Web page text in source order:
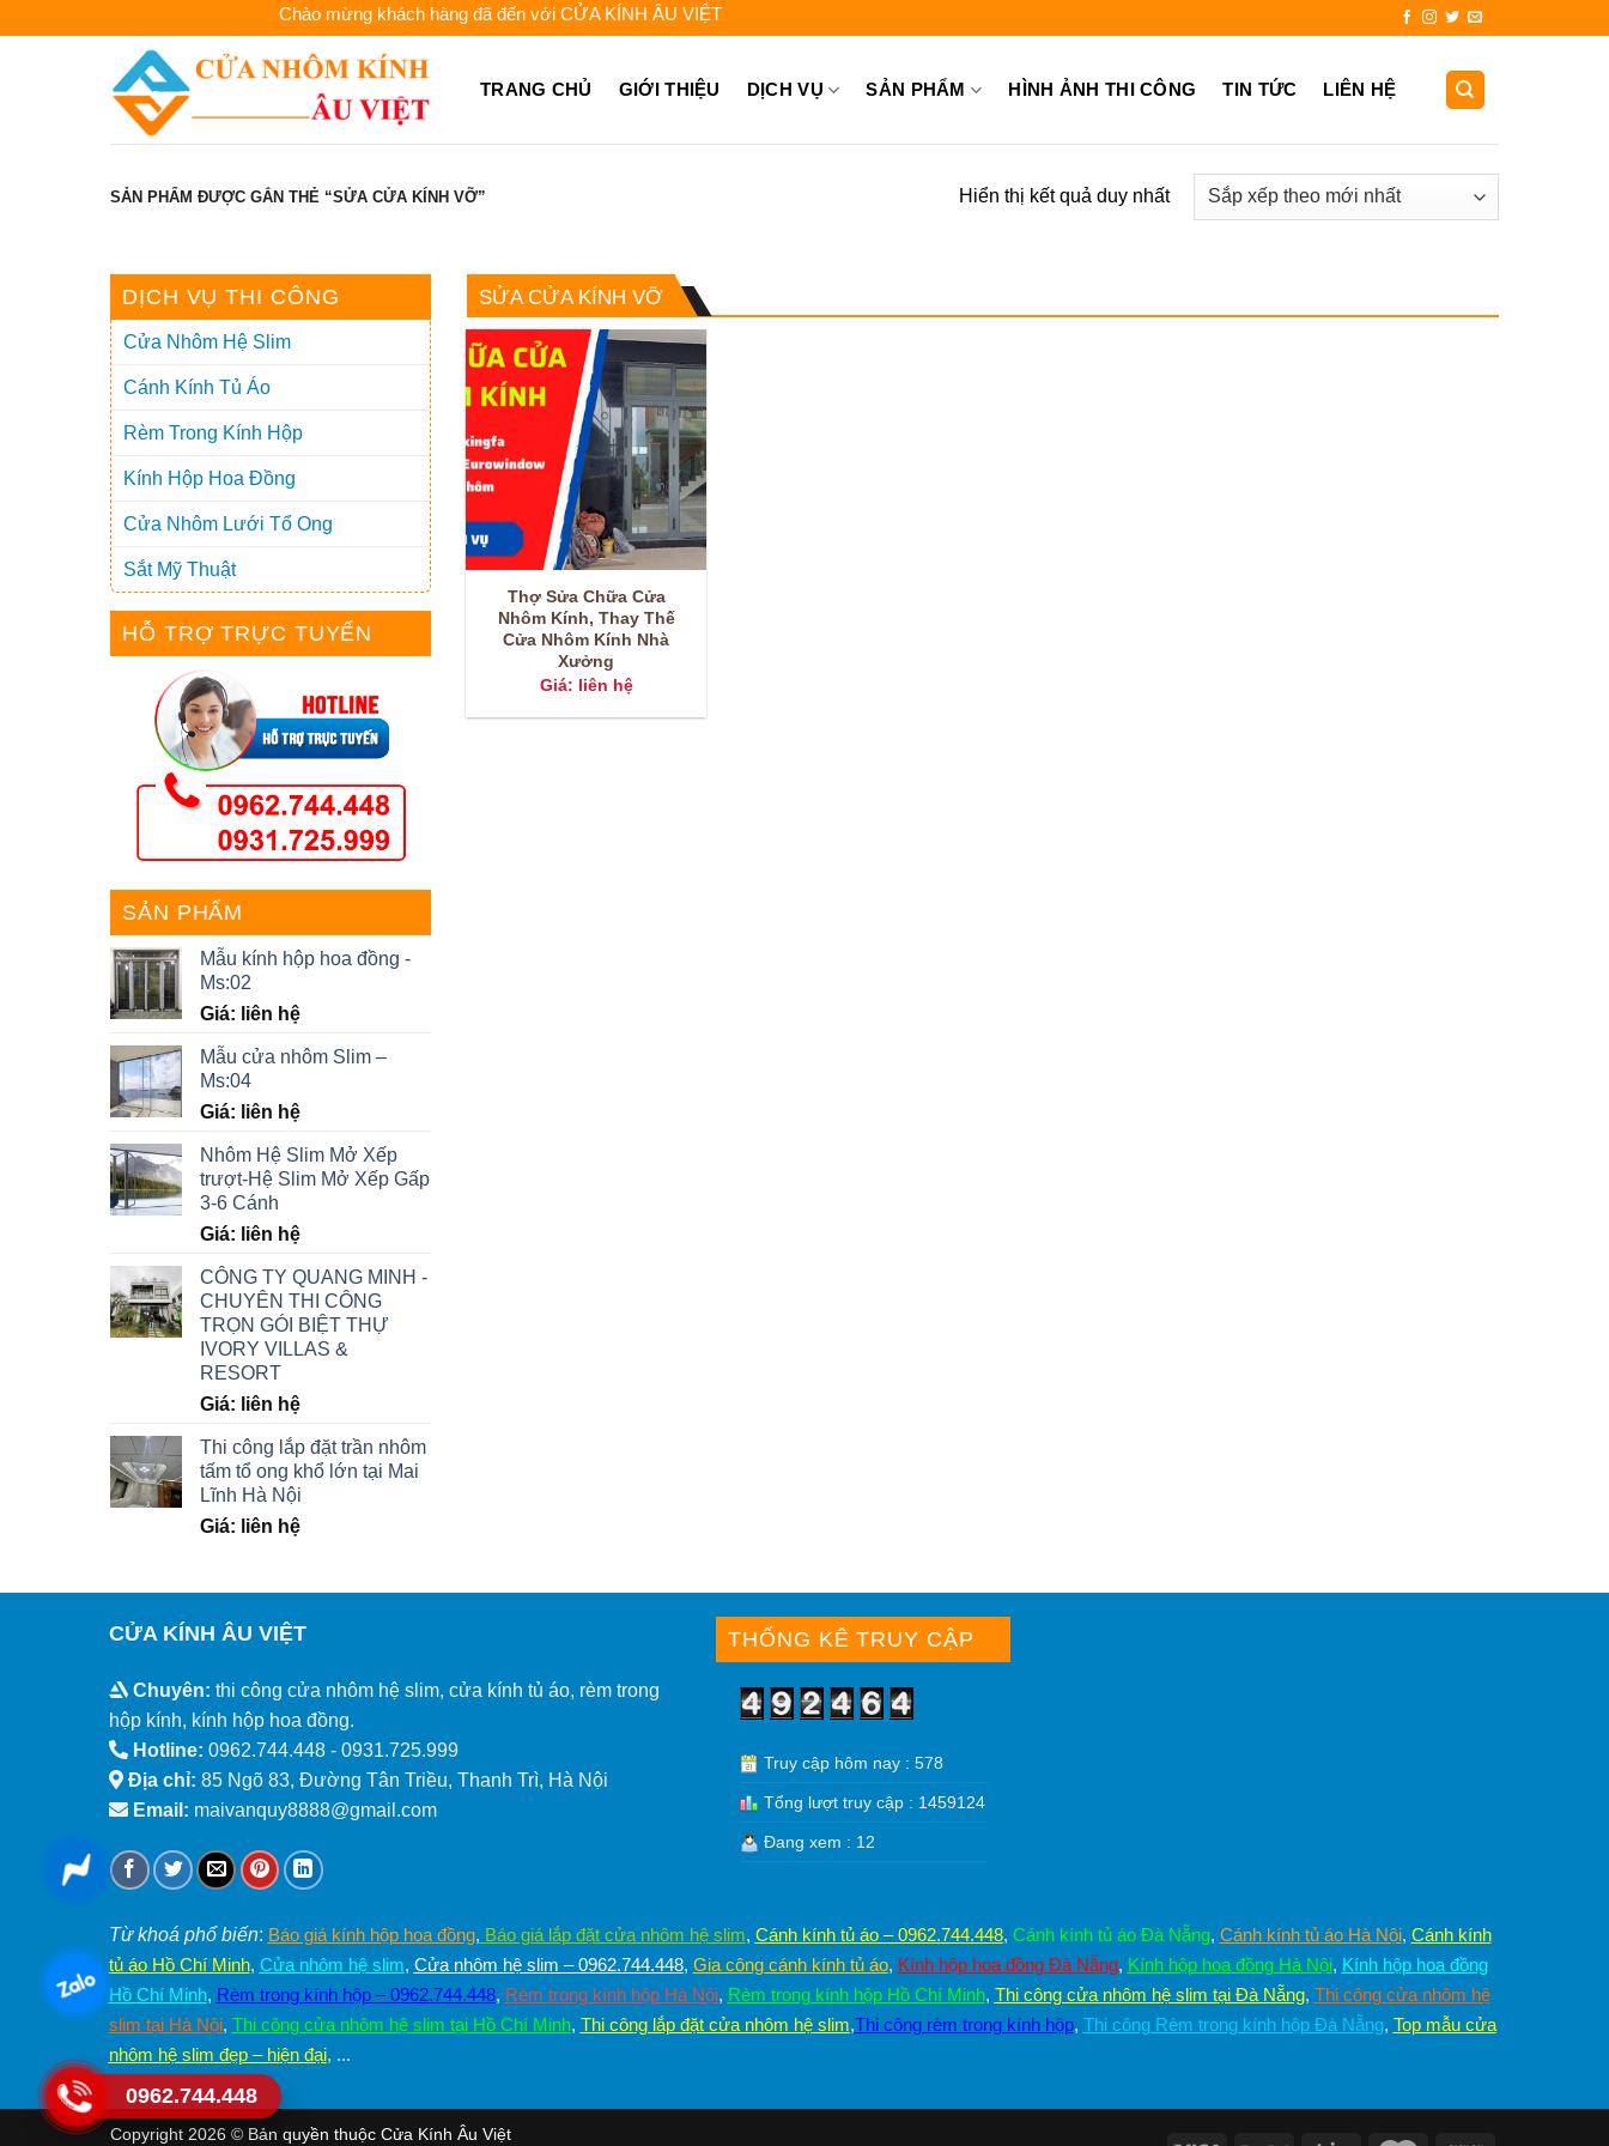
Chào mừng khách hàng đã đến với CỬA KÍNH ÂU VIỆT - Liên hệ để được tư vấn: 0962.744.448 - 0931.725.999
TRANG CHỦ GIỚI THIỆU DỊCH VỤ SẢN PHẨM HÌNH ẢNH THI CÔNG TIN TỨC LIÊN HỆ
SẢN PHẨM ĐƯỢC GẮN THẺ “SỬA CỬA KÍNH VỠ” Hiển thị kết quả duy nhất
DỊCH VỤ THI CÔNG
Cửa Nhôm Hệ Slim
Cánh Kính Tủ Áo
Rèm Trong Kính Hộp
Kính Hộp Hoa Đồng
Cửa Nhôm Lưới Tổ Ong
Sắt Mỹ Thuật
HỖ TRỢ TRỰC TUYẾN
SẢN PHẨM
Mẫu kính hộp hoa đồng -
Ms:02
Giá: liên hệ
Mẫu cửa nhôm Slim –
Ms:04
Giá: liên hệ
Nhôm Hệ Slim Mở Xếp
trượt-Hệ Slim Mở Xếp Gấp
3-6 Cánh
Giá: liên hệ
CÔNG TY QUANG MINH -
CHUYÊN THI CÔNG
TRỌN GÓI BIỆT THỰ
IVORY VILLAS &
RESORT
Giá: liên hệ
Thi công lắp đặt trần nhôm
tấm tổ ong khổ lớn tại Mai
Lĩnh Hà Nội
Giá: liên hệ
SỬA CỬA KÍNH VỠ
Thợ Sửa Chữa Cửa
Nhôm Kính, Thay Thế
Cửa Nhôm Kính Nhà
Xưởng
Giá: liên hệ
CỬA KÍNH ÂU VIỆT
Chuyên: thi công cửa nhôm hệ slim, cửa kính tủ áo, rèm trong
hộp kính, kính hộp hoa đồng.
Hotline: 0962.744.448 - 0931.725.999
Địa chỉ: 85 Ngõ 83, Đường Tân Triều, Thanh Trì, Hà Nội
Email: maivanquy8888@gmail.com
THỐNG KÊ TRUY CẬP
Truy cập hôm nay : 578
Tổng lượt truy cập : 1459124
Đang xem : 12
Từ khoá phổ biến: Báo giá kính hộp hoa đồng, Báo giá lắp đặt cửa nhôm hệ slim, Cánh kính tủ áo – 0962.744.448, Cánh kính tủ áo Đà Nẵng, Cánh kính tủ áo Hà Nội, Cánh kính
tủ áo Hồ Chí Minh, Cửa nhôm hệ slim, Cửa nhôm hệ slim – 0962.744.448, Gia công cánh kính tủ áo, Kính hộp hoa đồng Đà Nẵng, Kính hộp hoa đồng Hà Nội, Kính hộp hoa đồng
Hồ Chí Minh, Rèm trong kính hộp – 0962.744.448, Rèm trong kính hộp Hà Nội, Rèm trong kính hộp Hồ Chí Minh, Thi công cửa nhôm hệ slim tại Đà Nẵng, Thi công cửa nhôm hệ
slim tại Hà Nội, Thi công cửa nhôm hệ slim tại Hồ Chí Minh, Thi công lắp đặt cửa nhôm hệ slim,Thi công rèm trong kính hộp, Thi công Rèm trong kính hộp Đà Nẵng, Top mẫu cửa
nhôm hệ slim đẹp – hiện đại, ...
Copyright 2026 © Bản quyền thuộc Cửa Kính Âu Việt
0962.744.448